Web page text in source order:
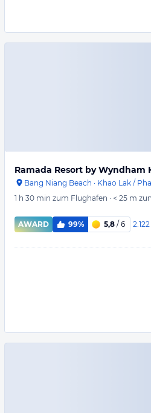
Ramada Resort by Wyndham
Bang Niang Beach · Khao Lak /
1 h 30 min zum Flughafen · < 25 m
AWARD 99% 5,8 / 6 2.122